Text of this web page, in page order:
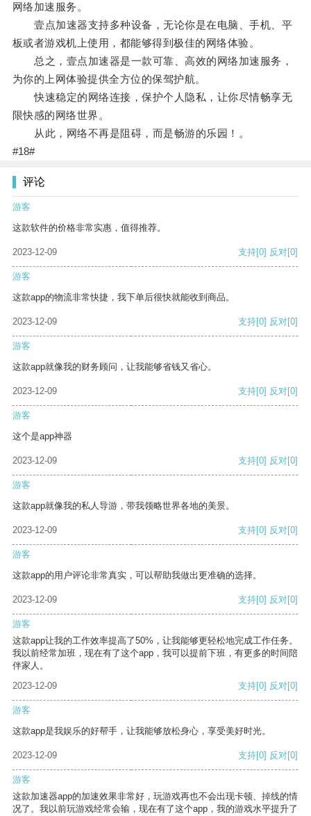
网络加速服务。
壹点加速器支持多种设备，无论你是在电脑、手机、平
板或者游戏机上使用，都能够得到极佳的网络体验。
总之，壹点加速器是一款可靠、高效的网络加速服务，
为你的上网体验提供全方位的保驾护航。
快速稳定的网络连接，保护个人隐私，让你尽情畅享无
限快感的网络世界。
从此，网络不再是阻碍，而是畅游的乐园！。
#18#
评论
游客
这款软件的价格非常实惠，值得推荐。
2023-12-09 支持[0] 反对[0]
游客
这款app的物流非常快捷，我下单后很快就能收到商品。
2023-12-09 支持[0] 反对[0]
游客
这款app就像我的财务顾问，让我能够省钱又省心。
2023-12-09 支持[0] 反对[0]
游客
这个是app神器
2023-12-09 支持[0] 反对[0]
游客
这款app就像我的私人导游，带我领略世界各地的美景。
2023-12-09 支持[0] 反对[0]
游客
这款app的用户评论非常真实，可以帮助我做出更准确的选择。
2023-12-09 支持[0] 反对[0]
游客
这款app让我的工作效率提高了50%，让我能够更轻松地完成工作任务。
我以前经常加班，现在有了这个app，我可以提前下班，有更多的时间陪
伴家人。
2023-12-09
支持[0] 反对[0]
游客
这款app是我娱乐的好帮手，让我能够放松身心，享受美好时光。
2023-12-09 支持[0] 反对[0]
游客
这款加速器app的加速效果非常好，玩游戏再也不会出现卡顿、掉线的情
况了。我以前玩游戏经常会输，现在有了这个app，我的游戏水平提升了